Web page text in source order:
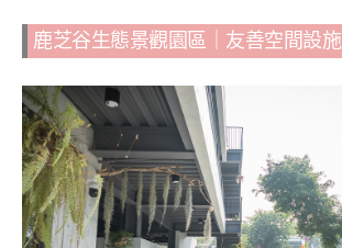
鹿芝谷生態景觀園區｜友善空間設施